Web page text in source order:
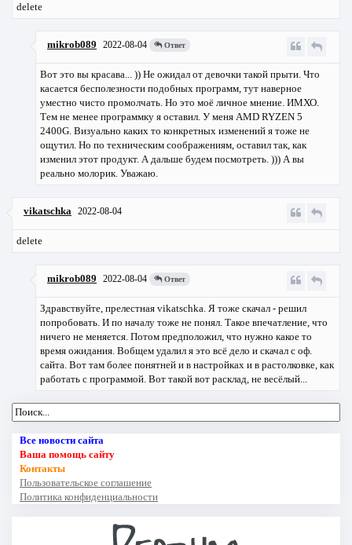
delete
mikrob089 2022-08-04 Ответ
Вот это вы красава... )) Не ожидал от девочки такой прыти. Что
касается бесполезности подобных программ, тут наверное
уместно чисто промолчать. Но это моё личное мнение. ИМХО.
Тем не менее программку я оставил. У меня AMD RYZEN 5
2400G. Визуально каких то конкретных изменений я тоже не
ощутил. Но по техническим соображениям, оставил так, как
изменил этот продукт. А дальше будем посмотреть. ))) А вы
реально молорик. Уважаю.
vikatschka 2022-08-04
delete
mikrob089 2022-08-04 Ответ
Здравствуйте, прелестная vikatschka. Я тоже скачал - решил
попробовать. И по началу тоже не понял. Такое впечатление, что
ничего не меняется. Потом предположил, что нужно какое то
время ожидания. Вобщем удалил я это всё дело и скачал с оф.
сайта. Вот там более понятней и в настройках и в растолковке, как
работать с программой. Вот такой вот расклад, не весёлый...
Все новости сайта
Ваша помощь сайту
Контакты
Пользовательское соглашение
Политика конфиденциальности